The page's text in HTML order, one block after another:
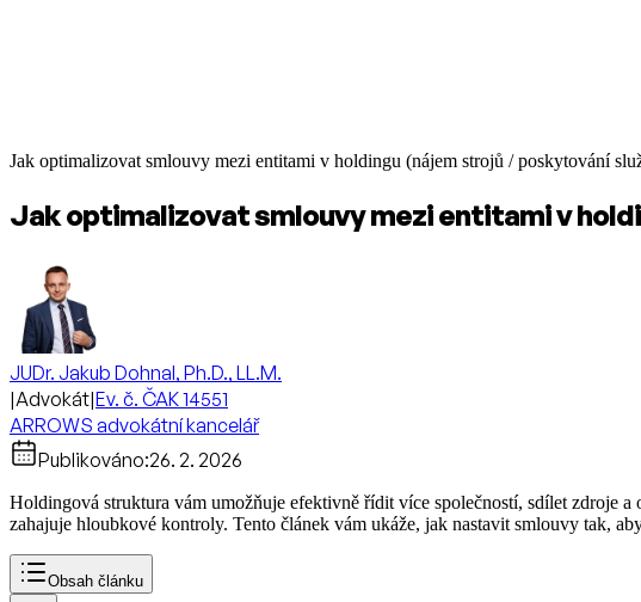
Jak optimalizovat smlouvy mezi entitami v holdingu (nájem strojů / poskytování
Jak optimalizovat smlouvy mezi entitami v
JUDr. Jakub Dohnal, Ph.D., LL.M.
|Advokát|Ev. č. ČAK 14551
ARROWS advokátní kancelář
Publikováno:26. 2. 2026
Holdingová struktura vám umožňuje efektivně řídit více společností, sdílet zdroje
zahajuje hloubkové kontroly. Tento článek vám ukáže, jak nastavit smlouvy tak,
Obsah článku